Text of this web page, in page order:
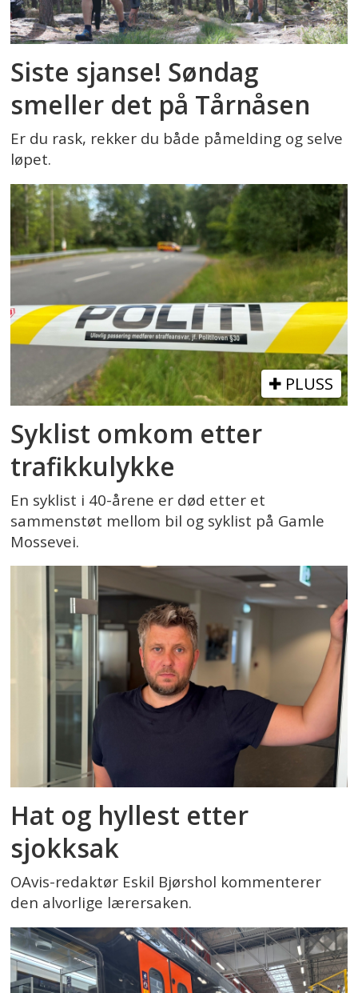
Siste sjanse! Søndag
smeller det på Tårnåsen
Er du rask, rekker du både påmelding og selve
løpet.
PLUSS
Syklist omkom etter
trafikkulykke
En syklist i 40-årene er død etter et
sammenstøt mellom bil og syklist på Gamle
Mossevei.
Hat og hyllest etter
sjokksak
OAvis-redaktør Eskil Bjørshol kommenterer
den alvorlige lærersaken.